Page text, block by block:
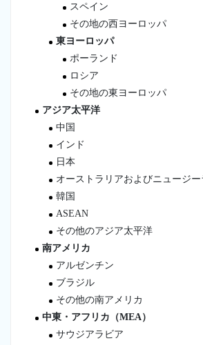
スペイン
その地の西ヨーロッパ
東ヨーロッパ
ポーランド
ロシア
その地の東ヨーロッパ
アジア太平洋
中国
インド
日本
オーストラリアおよびニュージー
韓国
ASEAN
その他のアジア太平洋
南アメリカ
アルゼンチン
ブラジル
その他の南アメリカ
中東・アフリカ（MEA）
サウジアラビア